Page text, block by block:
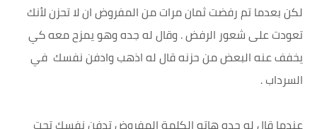
لكن بعدما تم رفضت ثمان مرات من المفروض ان لا تحزن لأنك
تعودت على شعور الرفض . وقال له جده وهو يمزح معه كي
يخفف عنه البعض من حزنه قال له اذهب وادفن نفسك في
السرداب .
عندما قال له جده هاته الكلمة المفروض تدفن نفسك تحت